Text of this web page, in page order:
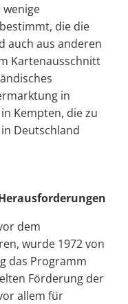
die die
auch aus anderen
Kartenausschnitt
in
Kempten, die zu
Deutschland
dem
wurde 1972 von
das Programm
Förderung der
allem für